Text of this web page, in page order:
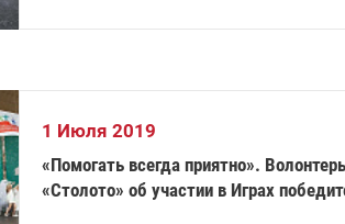
1 Июля 2019
«Помогать всегда приятно».
«Столото» об участии в Играх